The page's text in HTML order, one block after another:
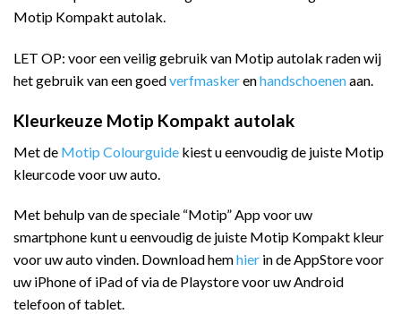
Motip Kompakt autolak.
LET OP: voor een veilig gebruik van Motip autolak raden wij
het gebruik van een goedverfmaskerenhandschoenenaan.
Kleurkeuze Motip Kompakt autolak
Met de Motip Colourguide kiest u eenvoudig de juiste Motip
kleurcode voor uw auto.
Met behulp van de speciale “Motip” App voor uw
smartphone kunt u eenvoudig de juiste Motip Kompakt kleur
voor uw auto vinden. Download hemhier in de AppStore voor
uw iPhone of iPad of via de Playstore voor uw Android
telefoon of tablet.